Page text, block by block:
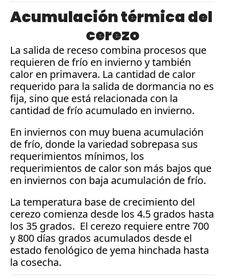
Acumulación térmica del
cerezo
La salida de receso combina procesos que
requieren de frío en invierno y también
calor en primavera. La cantidad de calor
requerido para la salida de dormancia no es
fija, sino que está relacionada con la
cantidad de frío acumulado en invierno.
En inviernos con muy buena acumulación
de frío, donde la variedad sobrepasa sus
requerimientos mínimos, los
requerimientos de calor son más bajos que
en inviernos con baja acumulación de frío.
La temperatura base de crecimiento del
cerezo comienza desde los 4.5 grados hasta
los 35 grados.  El cerezo requiere entre 700
y 800 días grados acumulados desde el
estado fenológico de yema hinchada hasta
la cosecha.